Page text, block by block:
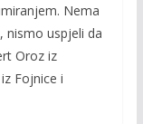
Nema
nismo uspjeli da
Oroz iz
Fojnice i